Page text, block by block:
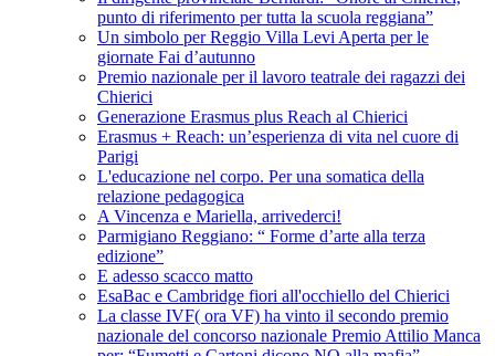
punto di riferimento per tutta la scuola reggiana”
Un simbolo per Reggio Villa Levi Aperta per le
giornate Fai d’autunno
Premio nazionale per il lavoro teatrale dei ragazzi dei
Chierici
Generazione Erasmus plus Reach al Chierici
Erasmus + Reach: un’esperienza di vita nel cuore di
Parigi
L'educazione nel corpo. Per una somatica della
relazione pedagogica
A Vincenza e Mariella, arrivederci!
Parmigiano Reggiano: “ Forme d’arte alla terza
edizione”
E adesso scacco matto
EsaBac e Cambridge fiori all'occhiello del Chierici
La classe IVF( ora VF) ha vinto il secondo premio
nazionale del concorso nazionale Premio Attilio Manca